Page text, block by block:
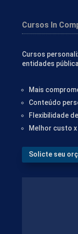
Cursos In
Cursos
entidades
Mais
Conteúdo
Flexibilidade
Melhor custo
Solicte seu